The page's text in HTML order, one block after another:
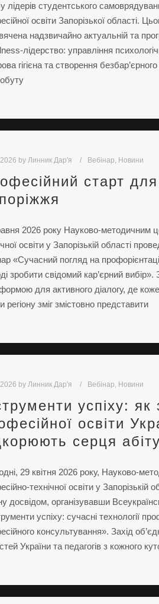
лідерів студентського
освіти Запорізької області.
надзвичайно актуальній та
лідерство: управління
гігієна та створення
by Линник Дар'я Вебінар Новини
старт
2026 року Науково-методичним
освіти у Запорізькій області
«Сучасний погляд на
зробити свідомий кар’єрний вибір».
для активного діалогу, де
регіону зміг змістовно представити
by Линник Дар'я Вебінар Новини
успіху: як
освіти
серця
29 квітня 2026 року, Науково-
технічної освіти у Запорізькій
досвідом, організувавши
успіху: сучасні технології
консультування». Захід
України та педагогів з кожного